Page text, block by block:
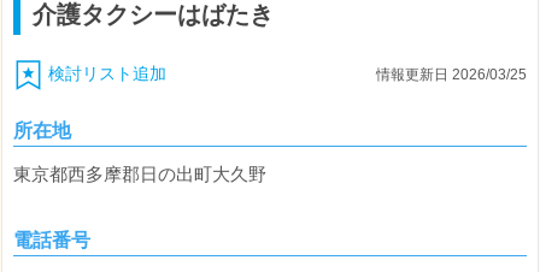
介護タクシーはばたき
検討リスト追加 情報更新日 2026/03/25
所在地
東京都西多摩郡日の出町大久野
電話番号